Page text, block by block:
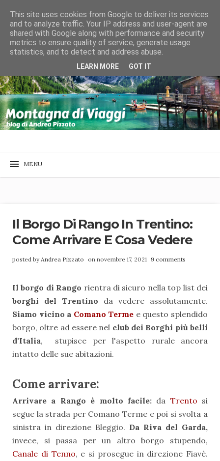
Il Borgo Di Rango In Trentino:
Come Arrivare E Cosa Vedere
posted by Andrea Pizzato on novembre 17, 2021 9 comments
Il borgo di Rango rientra di sicuro nella top list dei
borghi del Trentino da vedere assolutamente.
Siamo vicino a Comano Terme e questo splendido
borgo, oltre ad essere nel club dei Borghi più belli
d'Italia, stupisce per l'aspetto rurale ancora
intatto delle sue abitazioni.
Come arrivare:
Arrivare a Rango è molto facile:da Trento si
segue la strada per Comano Terme e poi si svolta a
sinistra in direzione Bleggio. Da Riva del Garda,
invece, si passa per un altro borgo stupendo,
Canale di Tenno, e si prosegue in direzione Fiavè.
This site uses cookies from Google to deliver its services
and to analyze traffic. Your IP address and user-agent are
shared with Google along with performance and security
metrics to ensure quality of service, generate usage
statistics, and to detect and address abuse.
LEARN MORE GOT IT